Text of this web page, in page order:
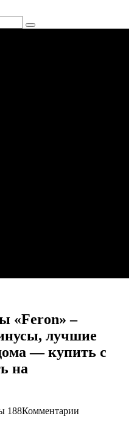
«Feron» –
лучшие
— купить с
на
188Комментарии